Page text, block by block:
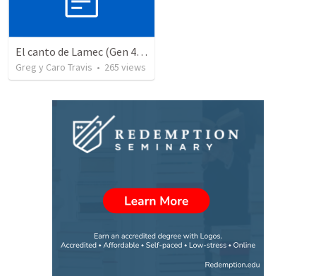
El canto de Lamec (Gen 4:16-26)
Greg y Caro Travis • 265 views